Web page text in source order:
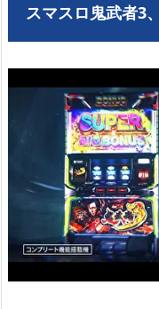
スマスロ鬼武者3